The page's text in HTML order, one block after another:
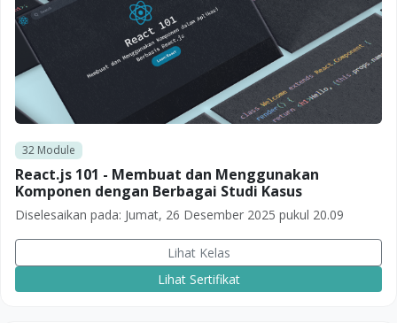
32Module
React.js 101 - Membuat dan Menggunakan
Komponen dengan Berbagai Studi Kasus
Diselesaikan pada: Jumat, 26 Desember 2025 pukul 20.09
Lihat Kelas
Lihat Sertifikat